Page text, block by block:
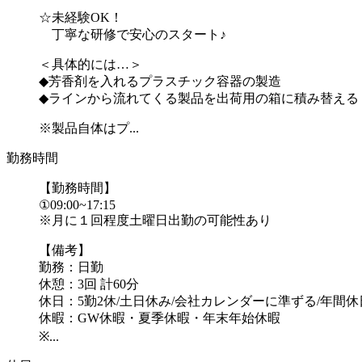
☆未経験OK！
丁寧な研修で安心のスタート♪
＜具体的には…＞
◆芳香剤を入れるプラスチック容器の製造
◆ラインから流れてくる製品を出荷用の箱に積み替える
※製品自体はプ...
勤務時間
【勤務時間】
①09:00~17:15
※月に１回程度土曜日出勤の可能性あり
【備考】
勤務：日勤
休憩：3回 計60分
休日：5勤2休/土日休み/会社カレンダーに準ずる/年間休
休暇：GW休暇・夏季休暇・年末年始休暇
※...